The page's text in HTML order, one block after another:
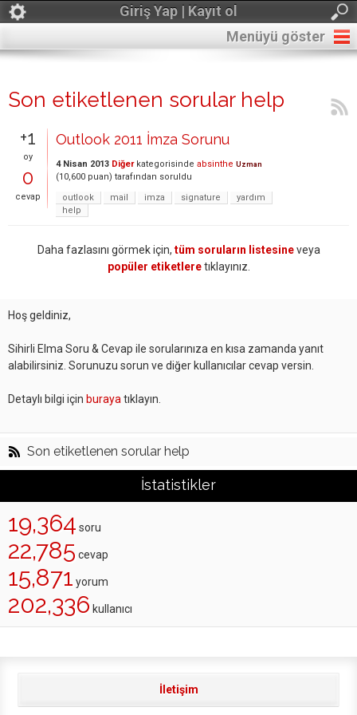
Giriş Yap | Kayıt ol
Menüyü göster
Son etiketlenen sorular help
+1
oy
0
cevap
Outlook 2011 İmza Sorunu
4 Nisan 2013 Diğerkategorisinde absinthe Uzman
(10,600 puan) tarafından soruldu
outlook
mail imza signature
yardım
help
Daha fazlasını görmek için, tüm soruların listesineveya
popüler etiketleretıklayınız.
Hoş geldiniz,
Sihirli Elma Soru & Cevap ile sorularınıza en kısa zamanda yanıt
alabilirsiniz. Sorunuzu sorun ve diğer kullanıcılar cevap versin.
Detaylı bilgi için buraya tıklayın.
Son etiketlenen sorular help
İstatistikler
19,364 soru
22,785 cevap
15,871 yorum
202,336 kullanıcı
İletişim